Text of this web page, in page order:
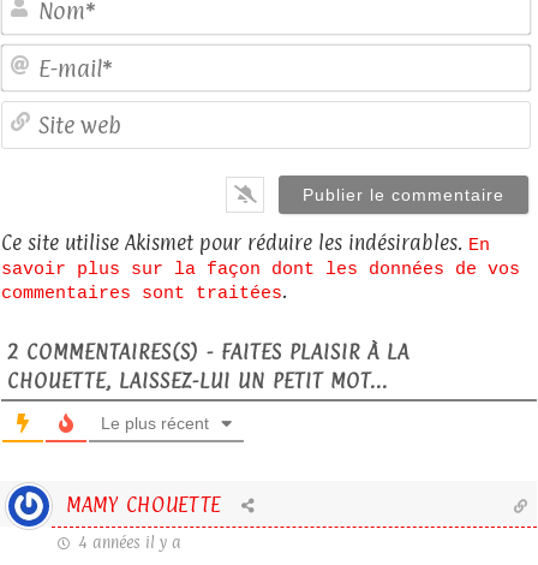
Ce site utilise Akismet pour réduire les indésirables. En
savoir plus sur la façon dont les données de vos
commentaires sont traitées.
2 COMMENTAIRES(S) - FAITES PLAISIR À LA
CHOUETTE, LAISSEZ-LUI UN PETIT MOT...
Le plus récent
MAMY CHOUETTE
4 années il y a